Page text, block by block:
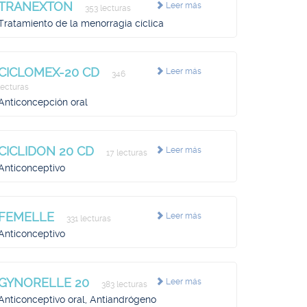
Leer más
353 lecturas
de la menorragia cíclica
Leer más
20 CD
346
lecturas
oral
Leer más
20 CD 17 lecturas
Leer más
FEMELLE 331 lecturas
Leer más
20 383 lecturas
oral, Antiandrógeno